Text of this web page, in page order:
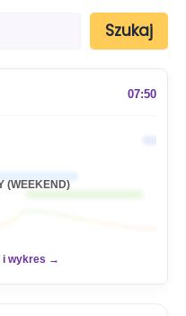
Szukaj
07:50
(WEEKEND)
i wykres →